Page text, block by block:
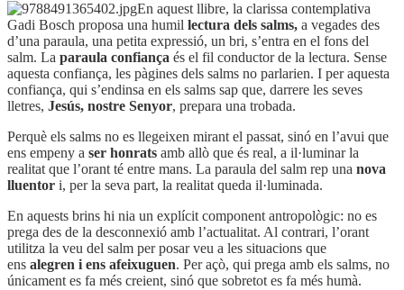
En aquest llibre, la clarissa contemplativa
Gadi Bosch proposa una humil lectura dels salms, a vegades des
d’una paraula, una petita expressió, un bri, s’entra en el fons del
salm. La paraula confiança és el fil conductor de la lectura. Sense
aquesta confiança, les pàgines dels salms no parlarien. I per aquesta
confiança, qui s’endinsa en els salms sap que, darrere les seves
lletres, Jesús, nostre Senyor, prepara una trobada.
Perquè els salms no es llegeixen mirant el passat, sinó en l’avui que
ens empeny a ser honrats amb allò que és real, a il·luminar la
realitat que l’orant té entre mans. La paraula del salm rep una nova
lluentor i, per la seva part, la realitat queda il·luminada.
En aquests brins hi nia un explícit component antropològic: no es
prega des de la desconnexió amb l’actualitat. Al contrari, l’orant
utilitza la veu del salm per posar veu a les situacions que
ens alegren i ens afeixuguen. Per açò, qui prega amb els salms, no
únicament es fa més creient, sinó que sobretot es fa més humà.